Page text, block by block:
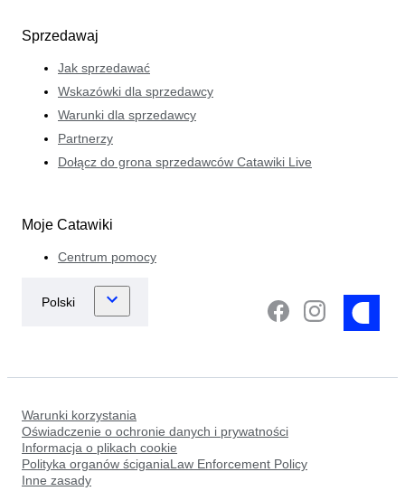
Sprzedawaj
Jak sprzedawać
Wskazówki dla sprzedawcy
Warunki dla sprzedawcy
Partnerzy
Dołącz do grona sprzedawców Catawiki Live
Moje Catawiki
Centrum pomocy
Warunki korzystania
Oświadczenie o ochronie danych i prywatności
Informacja o plikach cookie
Polityka organów ściganiaLaw Enforcement Policy
Inne zasady